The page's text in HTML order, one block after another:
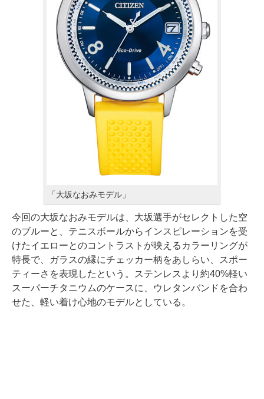
「大坂なおみモデル」
今回の大坂なおみモデルは、大坂選手がセレクトした空
のブルーと、テニスボールからインスピレーションを受
けたイエローとのコントラストが映えるカラーリングが
特長で、ガラスの縁にチェッカー柄をあしらい、スポー
ティーさを表現したという。ステンレスより約40%軽い
スーパーチタニウムのケースに、ウレタンバンドを合わ
せた、軽い着け心地のモデルとしている。